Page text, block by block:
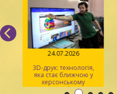
24.07.2026
3D-друк: технологія,
яка стає ближчою у
херсонському
просторі Maker Space